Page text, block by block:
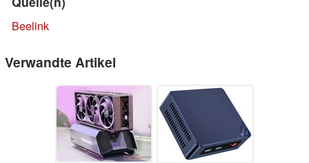
Beelink
Verwandte Artikel